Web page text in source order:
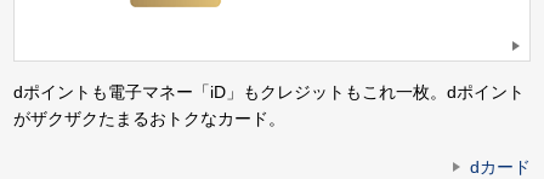
dポイントも電子マネー「iD」もクレジットもこれ一枚。dポイント
がザクザクたまるおトクなカード。
dカード